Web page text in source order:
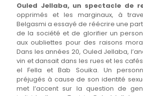
Ouled Jellaba, un spectacle de
opprimés et les marginaux, à
Belgasmi a essayé de réécrire une
de la société et de glorifier un
aux oubliettes pour des raisons
Dans les années 20, Ouled Jellaba,
vin et dansait dans les rues et les
el Fella et Bab Souika. Un
préjugés à cause de son identité
met l’accent sur la question de